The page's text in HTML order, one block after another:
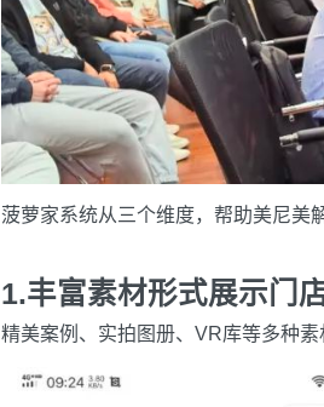
菠萝家系统从三个维度，帮助美尼美
1.丰富素材形式展示门
精美案例、实拍图册、VR库等多种